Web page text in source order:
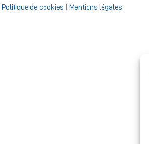
Politique de cookies Mentions légales